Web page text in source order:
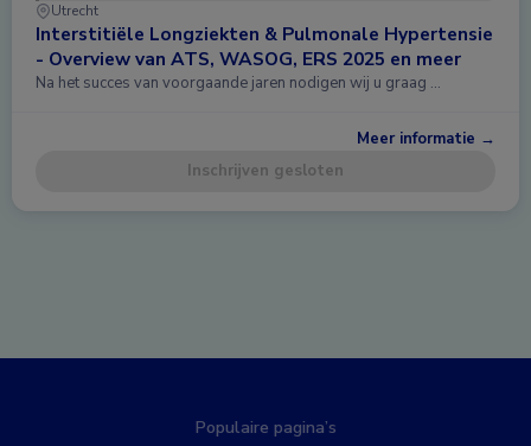
Utrecht
Interstitiële Longziekten & Pulmonale Hypertensie
- Overview van ATS, WASOG, ERS 2025 en meer
Na het succes van voorgaande jaren nodigen wij u graag …
Meer informatie →
Inschrijven gesloten
Populaire pagina’s